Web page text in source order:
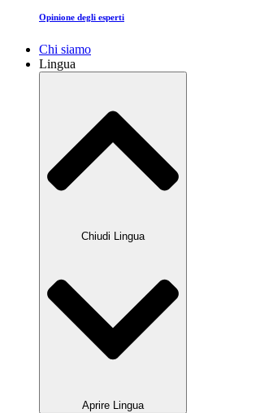
Opinione degli esperti
Chi siamo
Lingua
Chiudi Lingua
Aprire Lingua